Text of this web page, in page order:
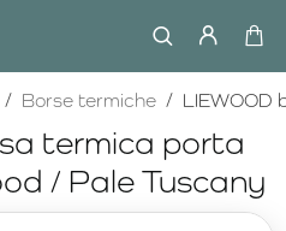
termica porta
/ Pale Tuscany
Borse termiche LIEWOOD